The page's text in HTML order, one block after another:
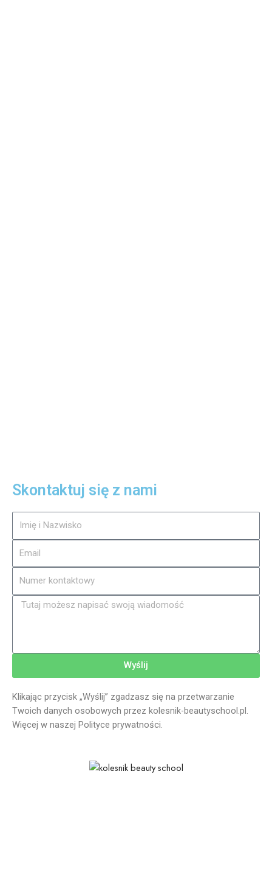
Skontaktuj się z nami
Wyślij
Klikając przycisk „Wyślij” zgadzasz się na przetwarzanie
Twoich danych osobowych przez kolesnik-beautyschool.pl.
Więcej w naszej Polityce prywatności.